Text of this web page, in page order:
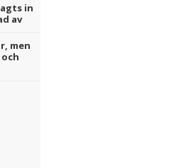
in
av
men